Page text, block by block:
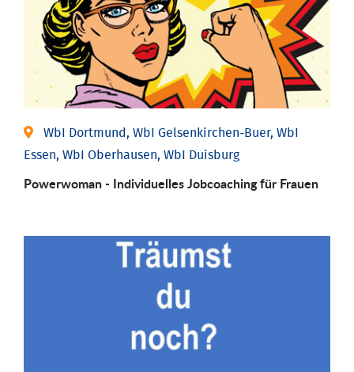
WbI Dortmund, WbI Gelsenkirchen-Buer, WbI
Essen, WbI Oberhausen, WbI Duisburg
Powerwoman - Individu­elles Job­coaching für Frauen